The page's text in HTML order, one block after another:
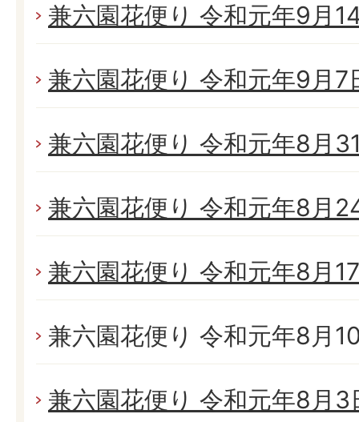
兼六園花便り 令和元年9月
兼六園花便り 令和元年9月7
兼六園花便り 令和元年8月
兼六園花便り 令和元年8月
兼六園花便り 令和元年8月
兼六園花便り 令和元年8月
兼六園花便り 令和元年8月3